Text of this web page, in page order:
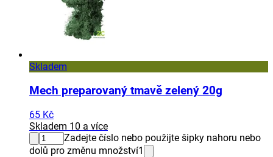
Skladem
Mech preparovaný tmavě zelený 20g
65 Kč
Skladem 10 a více
Zadejte číslo nebo použijte šipky nahoru nebo
dolů pro změnu množství1